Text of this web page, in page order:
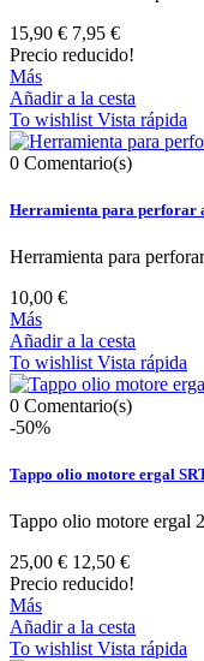
15,90 € 7,95 €
Precio reducido!
Más
Añadir a la cesta
To wishlist Vista rápida
0 Comentario(s)
Herramienta para perforar
Herramienta para
10,00 €
Más
Añadir a la cesta
To wishlist Vista rápida
0 Comentario(s)
-50%
Tappo olio motore ergal
Tappo olio motore ergal
25,00 € 12,50 €
Precio reducido!
Más
Añadir a la cesta
To wishlist Vista rápida